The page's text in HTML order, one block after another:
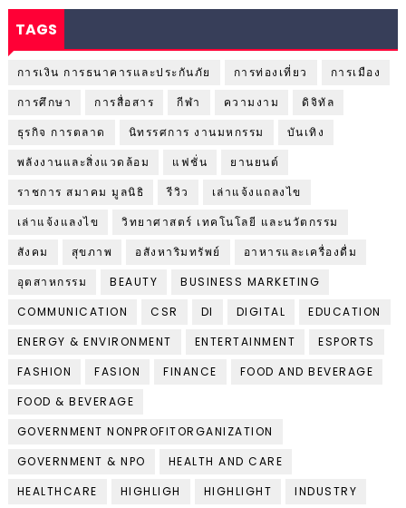
TAGS
การเงิน การธนาคารและประกันภัย การท่องเที่ยว
การเมือง
การศึกษา
การสื่อสาร กีฬา ความงาม
ดิจิทัล
ธุรกิจ การตลาด
นิทรรศการ งานมหกรรม
บันเทิง
พลังงานและสิ่งแวดล้อม
แฟชั่น
ยานยนต์
ราชการ สมาคม มูลนิธิ
รีวิว
เล่าแจ้งแถลงไข
เล่าแจ้งแลงไข
วิทยาศาสตร์ เทคโนโลยี และนวัตกรรม
สังคม
สุขภาพ อสังหาริมทรัพย์
อาหารและเครื่องดื่ม
อุตสาหกรรม
BEAUTY
BUSINESS MARKETING
COMMUNICATION
CSR DI DIGITAL
EDUCATION
ENERGY & ENVIRONMENT
ENTERTAINMENT
ESPORTS
FASHION
FASION FINANCE
FOOD AND BEVERAGE
FOOD & BEVERAGE
GOVERNMENT NONPROFITORGANIZATION
GOVERNMENT & NPO
HEALTH AND CARE
HEALTHCARE
HIGHLIGH HIGHLIGHT
INDUSTRY